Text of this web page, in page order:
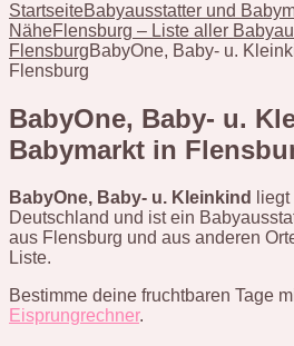
StartseiteBabyausstatter und
NäheFlensburg – Liste aller
FlensburgBabyOne, Baby- u.
Flensburg
BabyOne, Baby- u.
Babymarkt in
BabyOne, Baby- u. Kleinkind
Deutschland und ist ein
aus Flensburg und aus anderen
Liste.
Bestimme deine fruchtbaren Tage
Eisprungrechner.